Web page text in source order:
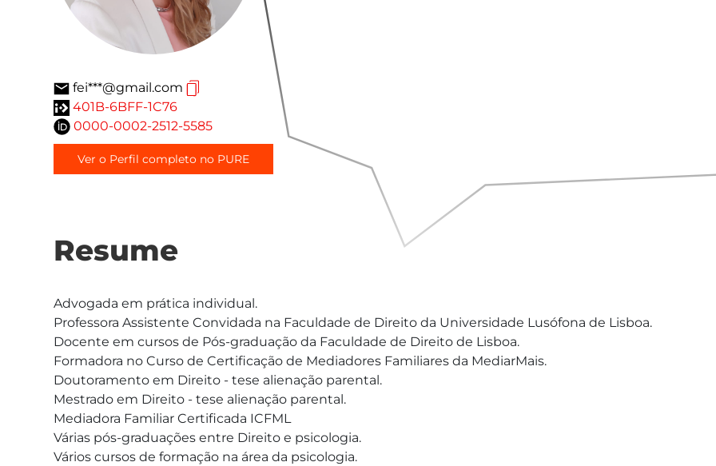
fei***@gmail.com
401B-6BFF-1C76
0000-0002-2512-5585
Ver o Perfil completo no PURE
Resume
Advogada em prática individual.
Professora Assistente Convidada na Faculdade de Direito da Universidade Lusófona de Lisboa.
Docente em cursos de Pós-graduação da Faculdade de Direito de Lisboa.
Formadora no Curso de Certificação de Mediadores Familiares da MediarMais.
Doutoramento em Direito - tese alienação parental.
Mestrado em Direito - tese alienação parental.
Mediadora Familiar Certificada ICFML
Várias pós-graduações entre Direito e psicologia.
Vários cursos de formação na área da psicologia.